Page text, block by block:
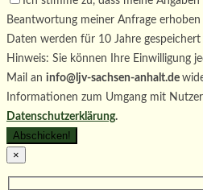
Beantwortung meiner Anfrage
Daten werden für 10 Jahre
Hinweis: Sie können Ihre Einwilligung
Mail an info@ljv-sachsen-anhalt.de
Informationen zum Umgang mit
Datenschutzerklärung.
×